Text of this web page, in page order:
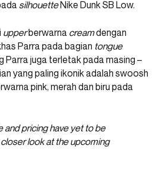
silhouetteNike Dunk SB Low.
upperberwarna creamdengan
Parra pada bagian tongue
Parra juga terletak pada masing –
yang paling ikonik adalah swoosh
pink, merah dan biru pada
and pricing have yet to be
look at the upcoming